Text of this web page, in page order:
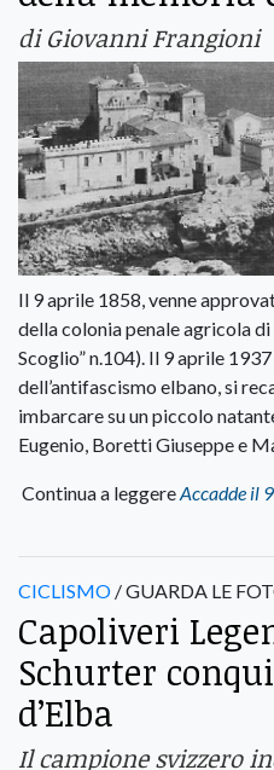
di Giovanni Frangioni
Il 9 aprile 1858, venne
della colonia penale agricola
Scoglio” n.104). Il 9 aprile
dell’antifascismo elbano, si
imbarcare su un piccolo
Eugenio, Boretti Giuseppe e
Continua a leggereAccadde il
CICLISMO / GUARDA LE
Capoliveri
Schurter
d’Elba
Il campione svizzero